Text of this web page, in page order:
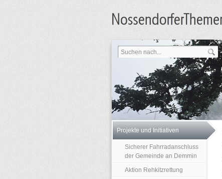
Projekte und Initiativen
Sicherer Fahrradanschluss
der Gemeinde an Demmin
Aktion Rehkitzrettung